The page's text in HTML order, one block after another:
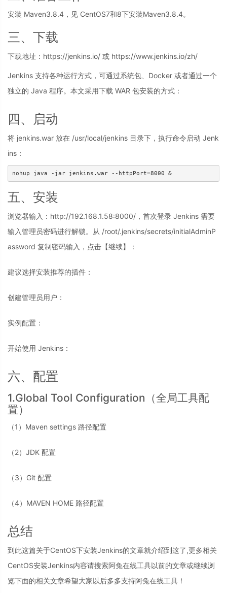
安装 Maven3.8.4，见 CentOS7和8下安装Maven3.8.4。
三、下载
下载地址：https://jenkins.io/ 或 https://www.jenkins.io/zh/
Jenkins 支持各种运行方式，可通过系统包、Docker 或者通过一个
独立的 Java 程序。本文采用下载 WAR 包安装的方式：
四、启动
将 jenkins.war 放在 /usr/local/jenkins 目录下，执行命令启动 Jenk
ins：
五、安装
浏览器输入：http://192.168.1.58:8000/，首次登录 Jenkins 需要
输入管理员密码进行解锁。从 /root/.jenkins/secrets/initialAdminP
assword 复制密码输入，点击【继续】：
建议选择安装推荐的插件：
创建管理员用户：
实例配置：
开始使用 Jenkins：
六、配置
1.Global Tool Configuration（全局工具配
置）
（1）Maven settings 路径配置
（2）JDK 配置
（3）Git 配置
（4）MAVEN HOME 路径配置
总结
到此这篇关于CentOS下安装Jenkins的文章就介绍到这了,更多相关
CentOS安装Jenkins内容请搜索阿兔在线工具以前的文章或继续浏
览下面的相关文章希望大家以后多多支持阿兔在线工具！